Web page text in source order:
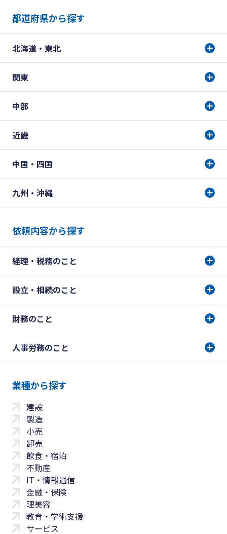
都道府県から探す
北海道・東北
関東
中部
近畿
中国・四国
九州・沖縄
依頼内容から探す
経理・税務のこと
設立・相続のこと
財務のこと
人事労務のこと
業種から探す
建設
製造
小売
卸売
飲食・宿泊
不動産
IT・情報通信
金融・保険
理美容
教育・学術支援
サービス